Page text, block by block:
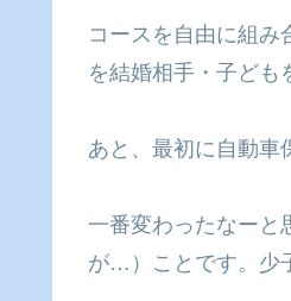
コースを自由に組み
を結婚相手・子ども
あと、最初に自動車
一番変わったなーと
が…）ことです。少